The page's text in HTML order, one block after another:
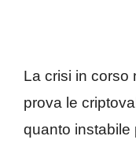
La crisi in corso
prova le
quanto instabile